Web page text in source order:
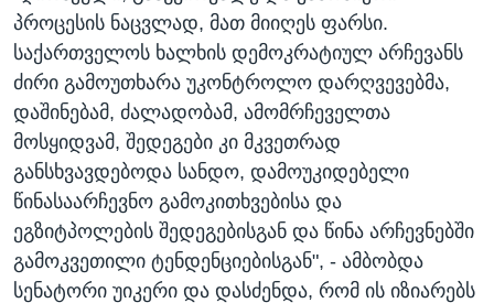
პროცესის ნაცვლად, მათ მიიღეს ფარსი.
საქართველოს ხალხის დემოკრატიულ არჩევანს
ძირი გამოუთხარა უკონტროლო დარღვევებმა,
დაშინებამ, ძალადობამ, ამომრჩეველთა
მოსყიდვამ, შედეგები კი მკვეთრად
განსხვავდებოდა სანდო, დამოუკიდებელი
წინასაარჩევნო გამოკითხვებისა და
ეგზიტპოლების შედეგებისგან და წინა არჩევნებში
გამოკვეთილი ტენდენციებისგან", - ამბობდა
სენატორი უიკერი და დასძენდა, რომ ის იზიარებს